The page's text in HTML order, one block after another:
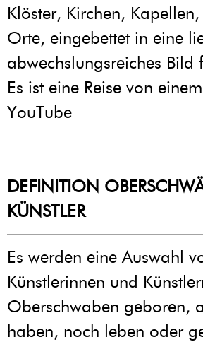
Klöster, Kirchen,
Orte, eingebettet in eine
abwechslungsreiches Bild
Es ist eine Reise von
YouTube
DEFINITION
KÜNSTLER
Es werden eine Auswahl
Künstlerinnen und
Oberschwaben geboren,
haben, noch leben oder